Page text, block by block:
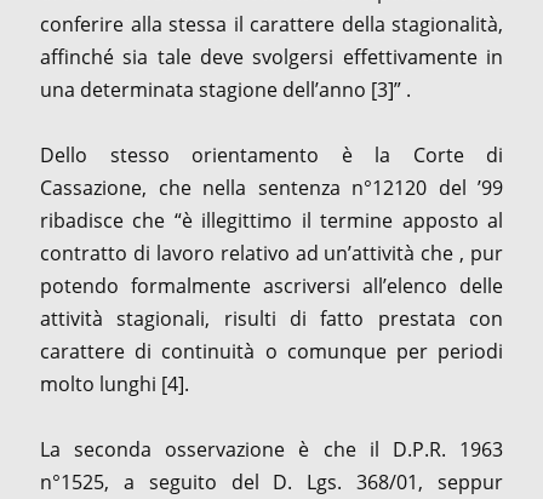
conferire alla stessa il carattere della stagionalità,
affinché sia tale deve svolgersi effettivamente in
una determinata stagione dell’anno [3]” .
Dello stesso orientamento è la Corte di
Cassazione, che nella sentenza n°12120 del ’99
ribadisce che “è illegittimo il termine apposto al
contratto di lavoro relativo ad un’attività che , pur
potendo formalmente ascriversi all’elenco delle
attività stagionali, risulti di fatto prestata con
carattere di continuità o comunque per periodi
molto lunghi [4].
La seconda osservazione è che il D.P.R. 1963
n°1525, a seguito del D. Lgs. 368/01, seppur